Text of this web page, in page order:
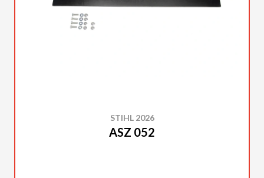
STIHL 2026
ASZ 052